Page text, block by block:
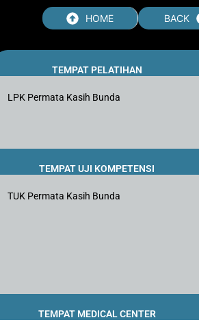
HOME BACK
TEMPAT PELATIHAN
LPK Permata Kasih Bunda
TEMPAT UJI KOMPETENSI
TUK Permata Kasih Bunda
TEMPAT MEDICAL CENTER